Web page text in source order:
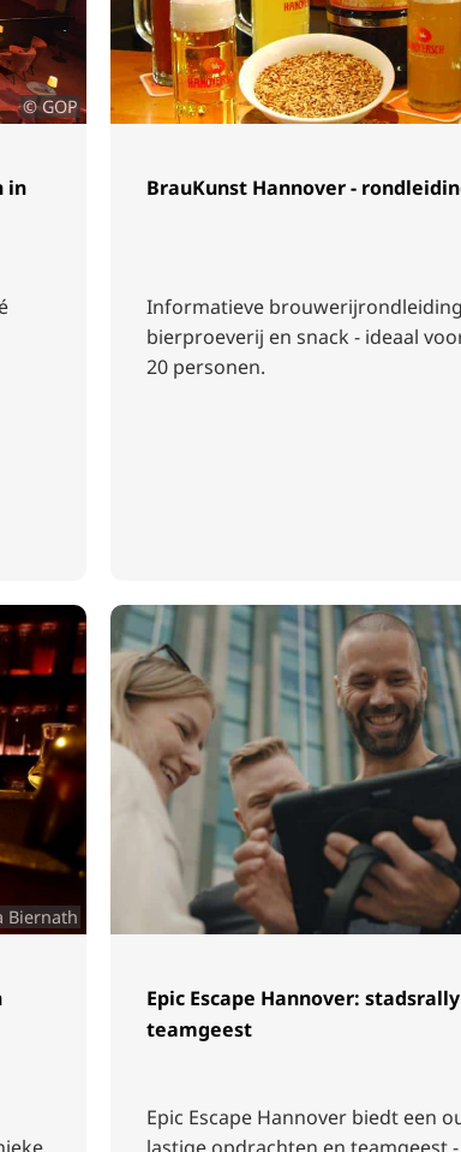
© GOP
in
BrauKunst Hannover -
Informatieve
bierproeverij en snack - ideaal
20 personen.
Biernath
Epic Escape Hannover:
teamgeest
Epic Escape Hannover biedt een